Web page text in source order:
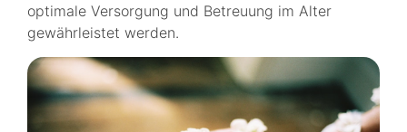
optimale Versorgung und Betreuung im Alter
gewährleistet werden.